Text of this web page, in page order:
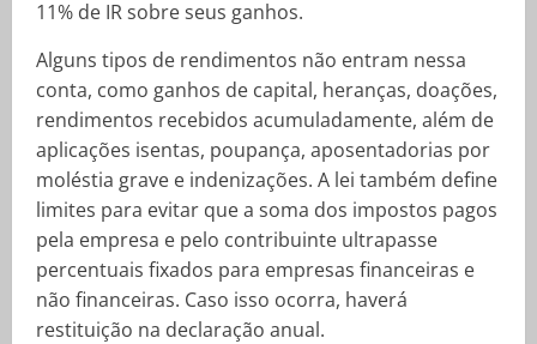
11% de IR sobre seus ganhos.
Alguns tipos de rendimentos não entram nessa
conta, como ganhos de capital, heranças, doações,
rendimentos recebidos acumuladamente, além de
aplicações isentas, poupança, aposentadorias por
moléstia grave e indenizações. A lei também define
limites para evitar que a soma dos impostos pagos
pela empresa e pelo contribuinte ultrapasse
percentuais fixados para empresas financeiras e
não financeiras. Caso isso ocorra, haverá
restituição na declaração anual.